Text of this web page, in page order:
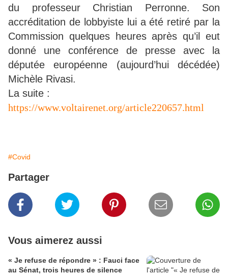
du professeur Christian Perronne. Son
accréditation de lobbyiste lui a été retiré par la
Commission quelques heures après qu’il eut
donné une conférence de presse avec la
députée européenne (aujourd’hui décédée)
Michèle Rivasi.
La suite :
https://www.voltairenet.org/article220657.html
#Covid
Partager
Vous aimerez aussi
« Je refuse de répondre » : Fauci face
au Sénat, trois heures de silence